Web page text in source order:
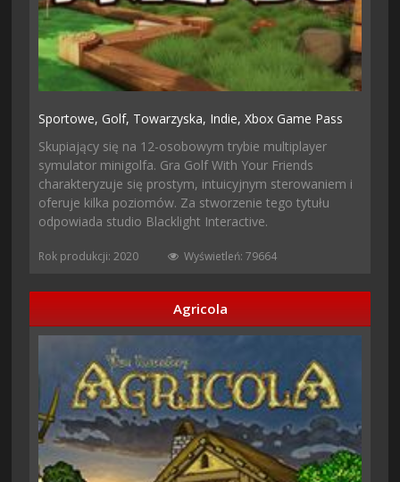
Sportowe, Golf, Towarzyska, Indie,Xbox Game Pass
Skupiający się na 12-osobowym trybie multiplayer
symulator minigolfa. Gra Golf With Your Friends
charakteryzuje się prostym, intuicyjnym sterowaniem i
oferuje kilka poziomów. Za stworzenie tego tytułu
odpowiada studio Blacklight Interactive.
Rok produkcji: 2020 Wyświetleń: 79664
Agricola